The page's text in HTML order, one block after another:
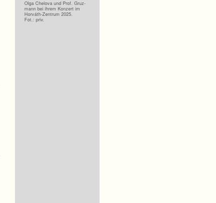
Olga Che­lova und Prof. Gruz­
mann bei ihrem Kon­zert im
Horváth-Zentrum 2025.
Fot.: priv.